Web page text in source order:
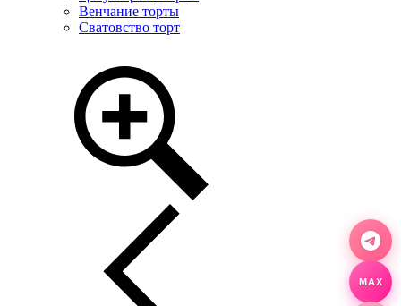
Венчание торты
Сватовство торт
MAX